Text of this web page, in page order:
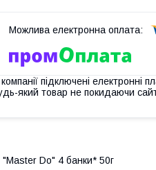
підключені електронні
який товар не покидаючи
"Master Do" 4 банки* 50г